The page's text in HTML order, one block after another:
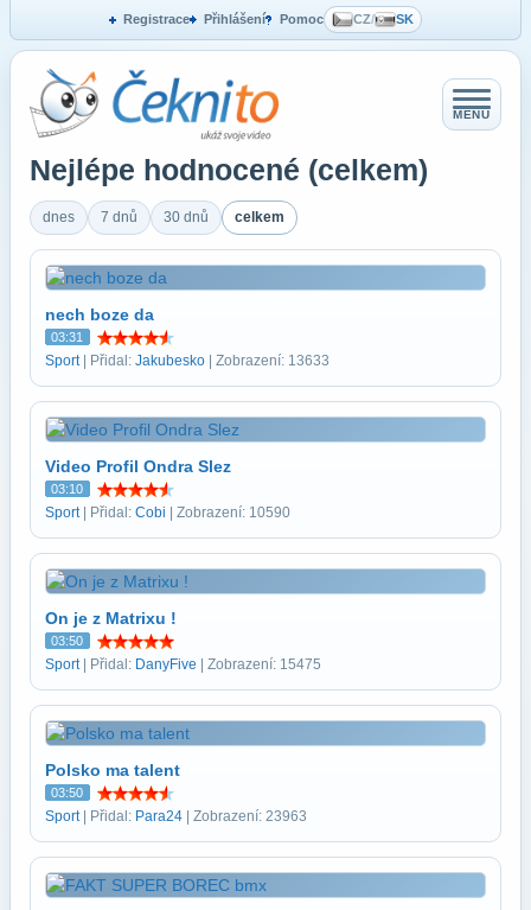
Registrace Přihlášení Pomoc CZ/ SK
MENU
Nejlépe hodnocené (celkem)
dnes 7 dnů 30 dnů celkem
nech boze da
03:31
Sport| Přidal: Jakubesko | Zobrazení: 13633
Video Profil Ondra Slez
03:10
Sport| Přidal: Cobi | Zobrazení: 10590
On je z Matrixu !
03:50
Sport| Přidal: DanyFive | Zobrazení: 15475
Polsko ma talent
03:50
Sport| Přidal: Para24 | Zobrazení: 23963